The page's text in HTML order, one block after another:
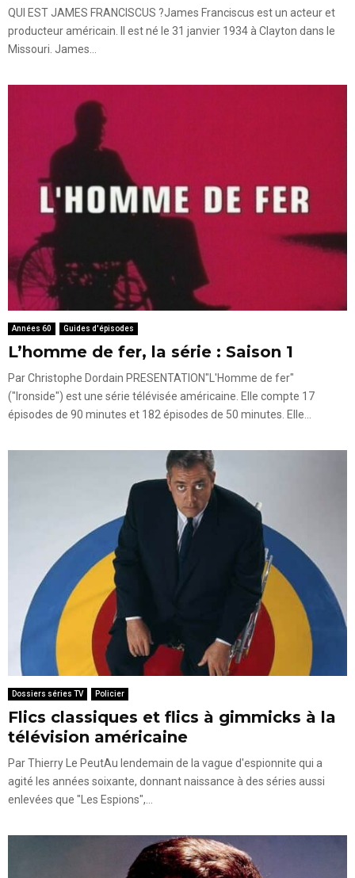
QUI EST JAMES FRANCISCUS ?James Franciscus est un acteur et
producteur américain. Il est né le 31 janvier 1934 à Clayton dans le
Missouri. James...
Années 60 Guides d'épisodes
L’homme de fer, la série : Saison 1
Par Christophe Dordain PRESENTATION"L'Homme de fer"
("Ironside") est une série télévisée américaine. Elle compte 17
épisodes de 90 minutes et 182 épisodes de 50 minutes. Elle...
Dossiers séries TV Policier
Flics classiques et flics à gimmicks à la
télévision américaine
Par Thierry Le PeutAu lendemain de la vague d'espionnite qui a
agité les années soixante, donnant naissance à des séries aussi
enlevées que "Les Espions",...